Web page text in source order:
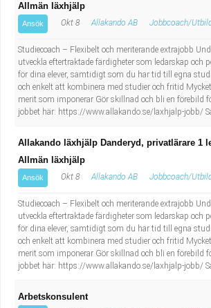
Allmän läxhjälp
Ansök Okt 8 Allakando AB Jobbcoach/
Studiecoach – Flexibelt och meriterande extrajobb
utveckla eftertraktade färdigheter som ledarskap och
för dina elever, samtidigt som du har tid till egna
och enkelt att kombinera med studier och fritid
merit som imponerar Gör skillnad och bli en förebild
jobbet här: https://www.allakando.se/laxhjalp-jobb/
Allakando läxhjälp Danderyd, privatlärare 1
Allmän läxhjälp
Ansök Okt 8 Allakando AB Jobbcoach/
Studiecoach – Flexibelt och meriterande extrajobb
utveckla eftertraktade färdigheter som ledarskap och
för dina elever, samtidigt som du har tid till egna
och enkelt att kombinera med studier och fritid
merit som imponerar Gör skillnad och bli en förebild
jobbet här: https://www.allakando.se/laxhjalp-jobb/
Arbetskonsulent